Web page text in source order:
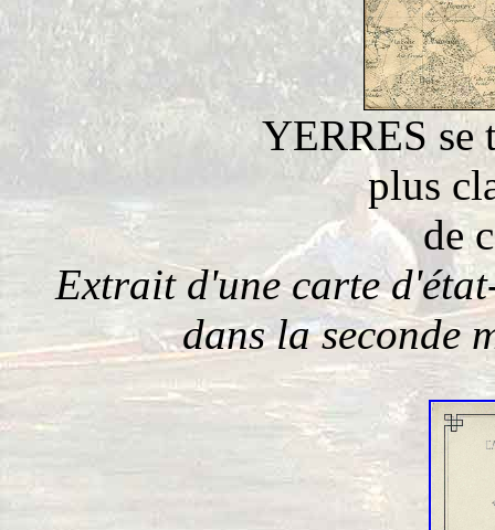
YERRES se
plus
de
Extrait d'une carte
dans la seconde